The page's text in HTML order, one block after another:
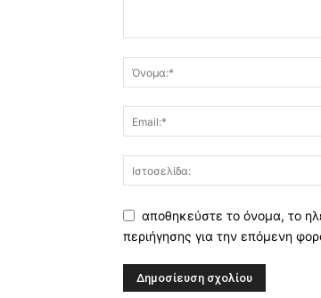
αποθηκεύστε το όνομα, το
περιήγησης για την επόμενη